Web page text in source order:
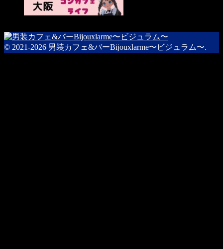
© 2021-2026 男装カフェ&バーBijouxlarme〜ビジュラム〜.